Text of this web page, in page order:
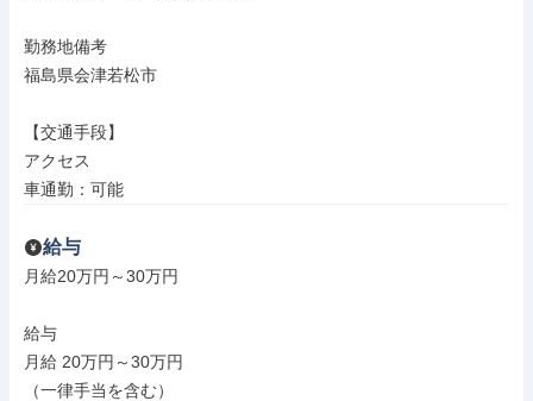
勤務地備考
福島県会津若松市
【交通手段】
アクセス
車通勤：可能
給与
月給20万円～30万円
給与
月給 20万円～30万円
（一律手当を含む）